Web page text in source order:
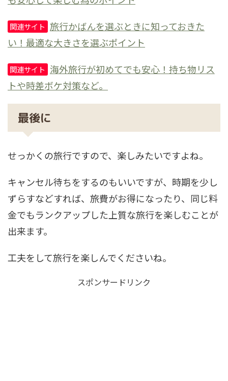
関連サイト 旅行かばんを選ぶときに知っておきた
い！最適な大きさを選ぶポイント
関連サイト 海外旅行が初めてでも安心！持ち物リス
トや時差ボケ対策など。
最後に
せっかくの旅行ですので、楽しみたいですよね。
キャンセル待ちをするのもいいですが、時期を少し
ずらすなどすれば、旅費がお得になったり、同じ料
金でもランクアップした上質な旅行を楽しむことが
出来ます。
工夫をして旅行を楽しんでくださいね。
スポンサードリンク